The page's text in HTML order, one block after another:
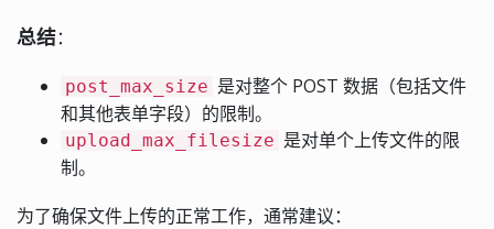
总结：
post_max_size 是对整个 POST 数据（包括文件
和其他表单字段）的限制。
upload_max_filesize 是对单个上传文件的限
制。
为了确保文件上传的正常工作，通常建议：